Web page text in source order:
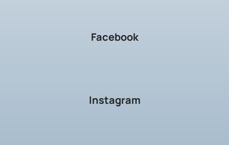
Facebook
Instagram